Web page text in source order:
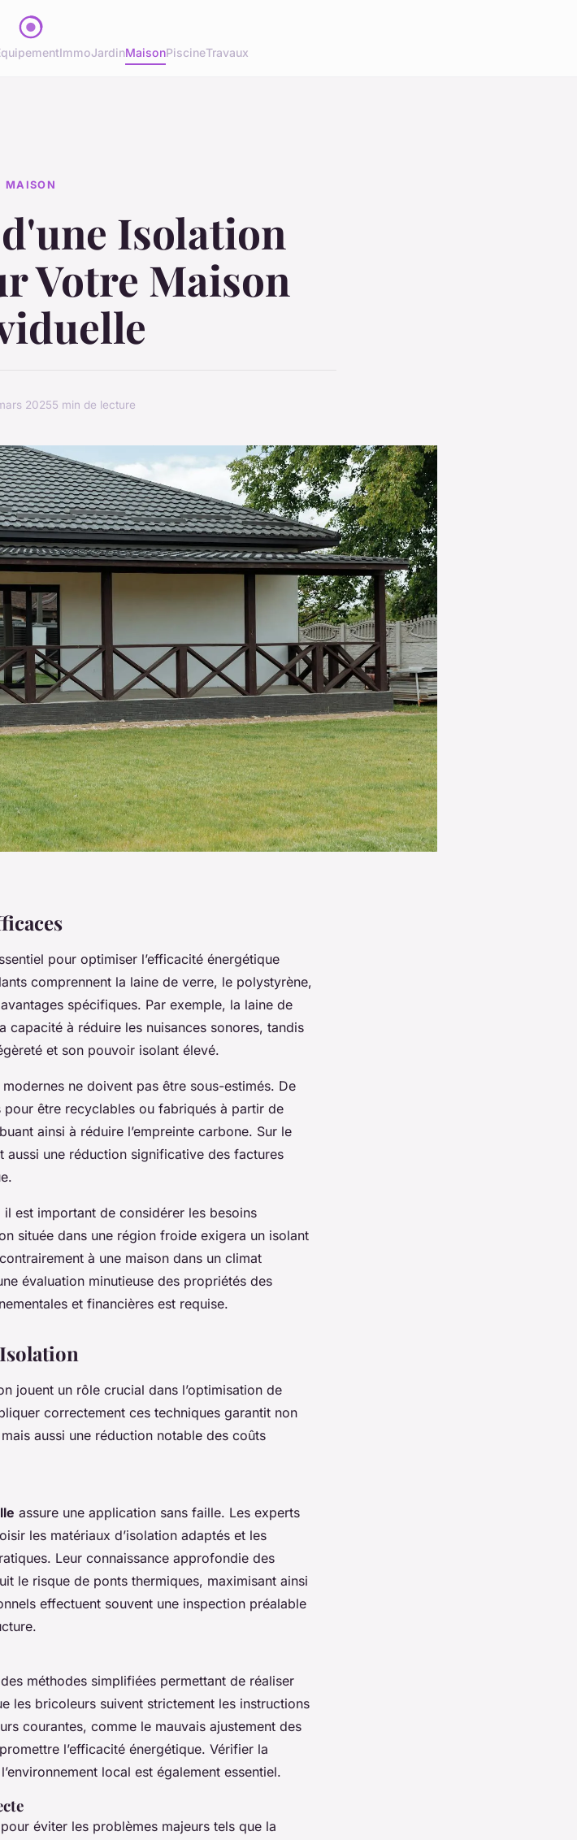
ImmoJardinMaisonPiscineTravaux
MAISON
Isolation
Votre Maison
20255 min de lecture
pour optimiser l’efficacité énergétique
comprennent la laine de verre, le polystyrène,
spécifiques. Par exemple, la laine de
capacité à réduire les nuisances sonores, tandis
et son pouvoir isolant élevé.
ne doivent pas être sous-estimés. De
être recyclables ou fabriqués à partir de
ainsi à réduire l’empreinte carbone. Sur le
aussi une réduction significative des factures
il est important de considérer les besoins
située dans une région froide exigera un isolant
à une maison dans un climat
évaluation minutieuse des propriétés des
et financières est requise.
jouent un rôle crucial dans l’optimisation de
correctement ces techniques garantit non
aussi une réduction notable des coûts
assure une application sans faille. Les experts
les matériaux d’isolation adaptés et les
Leur connaissance approfondie des
le risque de ponts thermiques, maximisant ainsi
effectuent souvent une inspection préalable
méthodes simplifiées permettant de réaliser
les bricoleurs suivent strictement les instructions
courantes, comme le mauvais ajustement des
l’efficacité énergétique. Vérifier la
local est également essentiel.
éviter les problèmes majeurs tels que la